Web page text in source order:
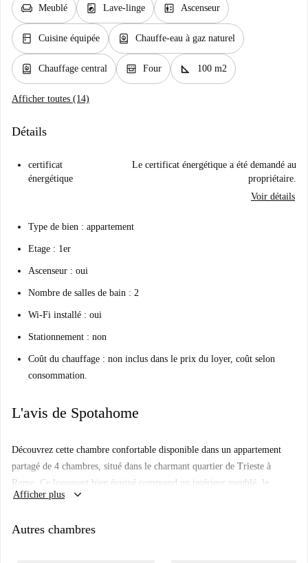
chair Meublé local_laundry_service Lave-linge elevator Ascenseur
kitchen Cuisine équipée water_heater Chauffe-eau à gaz naturel
water_heater Chauffage central oven_gen Four square_foot 100 m2
Afficher toutes (14)
Détails
certificat
énergétique
Le certificat énergétique a été demandé au
propriétaire.
Voir détails
Type de bien : appartement
Etage : 1er
Ascenseur : oui
Nombre de salles de bain : 2
Wi-Fi installé : oui
Stationnement : non
Coût du chauffage : non inclus dans le prix du loyer, coût selon
consommation.
L'avis de Spotahome
Découvrez cette chambre confortable disponible dans un appartement
partagé de 4 chambres, situé dans le charmant quartier de Trieste à
Rome. Ce logement bien équipé comprend un intérieur meublé, le
chauffage central et une cuisine entièrement équipée avec four. Un lave-
des animaux domestiques ou des invités pour la nuit. Le propriétaire
Afficher plus keyboard_arrow_down
Autres chambres